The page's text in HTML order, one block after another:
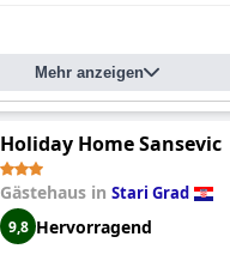
Mehr anzeigen
Holiday Home Sansevic
Gästehaus in Stari Grad
9,8 Hervorragend